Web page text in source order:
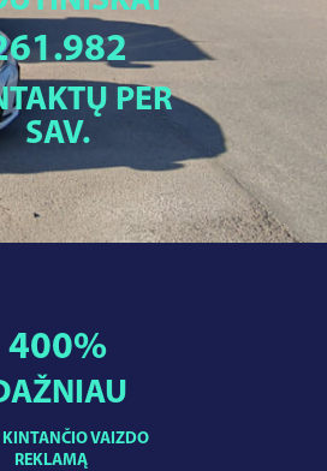
PER
SAV.
VAIZDO
REKLAMĄ
400%